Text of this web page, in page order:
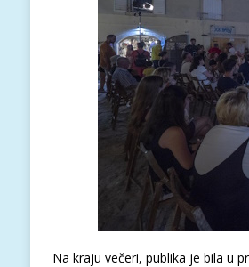
Na kraju večeri, publika je bila u